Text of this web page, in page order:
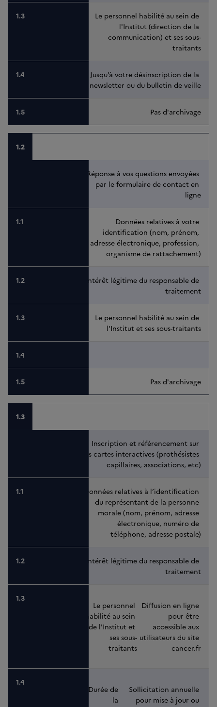
Le personnel habilité au sein de
l'Institut (direction de la
communication) et ses sous-
traitants
Jusqu’à votre désinscription de la
newsletter ou du bulletin de veille
Pas d'archivage
1.2
Réponse à vos questions envoyées
par le formulaire de contact en
ligne
Données relatives à votre
identification (nom, prénom,
adresse électronique, profession,
organisme de rattachement)
Intérêt légitime du responsable de
traitement
Le personnel habilité au sein de
l'Institut et ses sous-traitants
Pas d'archivage
1.3
Inscription et référencement sur
les cartes interactives (prothésistes
capillaires, associations, etc)
Données relatives à l’identification
du représentant de la personne
morale (nom, prénom, adresse
électronique, numéro de
téléphone, adresse postale)
Intérêt légitime du responsable de
traitement
Le personnel
habilité au sein
de l'Institut et
ses sous-
traitants
Diffusion en ligne
pour être
accessible aux
utilisateurs du site
cancer.fr
Durée de
la
Sollicitation annuelle
pour mise à jour ou